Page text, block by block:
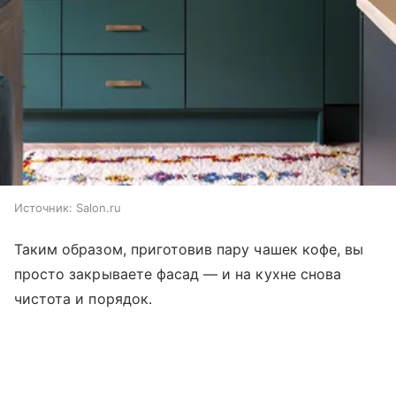
Источник: Salon.ru
Таким образом, приготовив пару чашек кофе, вы
просто закрываете фасад — и на кухне снова
чистота и порядок.